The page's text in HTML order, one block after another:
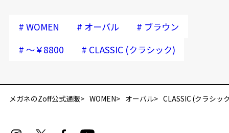
再入荷お知らせメールのお申し込み
# WOMEN # オーバル # ブラウン
# ～￥8800 # CLASSIC (クラシック)
メガネのZoff公式通販 WOMEN オーバル CLASSIC (クラシッ